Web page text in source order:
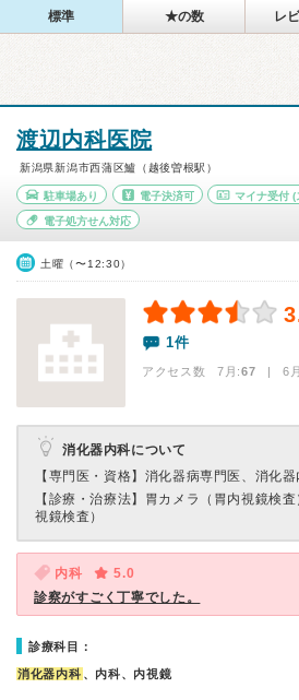
標準 ★の数 レ
渡辺内科医院
新潟県新潟市西蒲区鱸（越後曽根駅）
駐車場あり 電子決済可 マイナ受付 (
電子処方せん対応
土曜（〜12:30）
1件
アクセス数 7月:67 | 6
消化器内科について
【専門医・資格】 消化器病専門医、消化器
【診療・治療法】 胃カメラ（胃内視鏡検
視鏡検査）
内科
5.0
診察がすごく丁寧でした。
診療科目：
消化器内科 、内科、内視鏡